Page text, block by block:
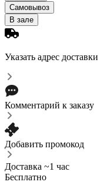
Самовывоз
В зале
Указать адрес доставки
Комментарий к заказу
Добавить промокод
Доставка ~1 час
Бесплатно